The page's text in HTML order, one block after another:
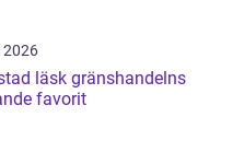
2026
gränshandelns
favorit